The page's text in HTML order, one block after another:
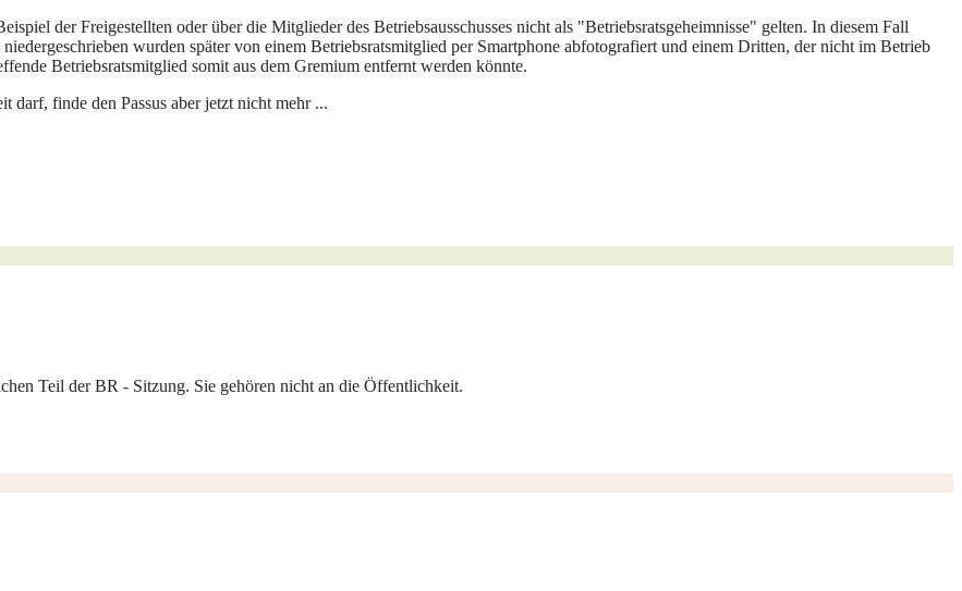
der Freigestellten oder über die Mitglieder des Betriebsausschusses nicht als "Betriebsratsgeheimnisse" gelten. In diesem Fall
wurden später von einem Betriebsratsmitglied per Smartphone abfotografiert und einem Dritten, der nicht im Betrieb
Betriebsratsmitglied somit aus dem Gremium entfernt werden könnte.
darf, finde den Passus aber jetzt nicht mehr ...
Teil der BR - Sitzung. Sie gehören nicht an die Öffentlichkeit.